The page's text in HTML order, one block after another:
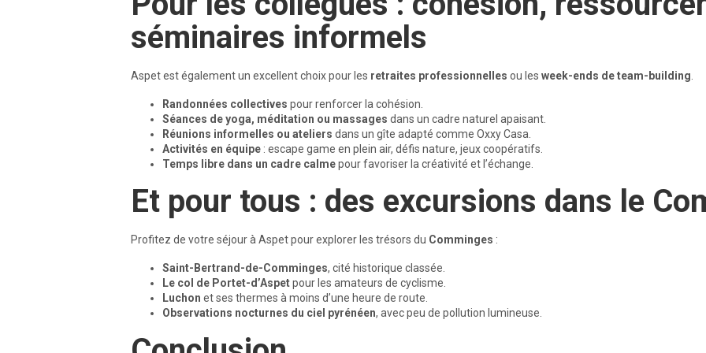
séminaires informels
Aspet est également un excellent choix pour les retraites professionnelles ou les week-ends de team-building
Randonnées collectives pour renforcer la cohésion.
Séances de yoga, méditation ou massages dans un cadre naturel apaisant.
Réunions informelles ou ateliers dans un gîte adapté comme Oxxy Casa.
Activités en équipe : escape game en plein air, défis nature, jeux coopératifs.
Temps libre dans un cadre calmepour favoriser la créativité et l’échange.
Et pour tous : des excursions dans le
Profitez de votre séjour à Aspet pour explorer les trésors du Comminges :
Saint-Bertrand-de-Comminges, cité historique classée.
Le col de Portet-d’Aspetpour les amateurs de cyclisme.
Luchon et ses thermes à moins d’une heure de route.
Observations nocturnes du ciel pyrénéen, avec peu de pollution lumineuse.